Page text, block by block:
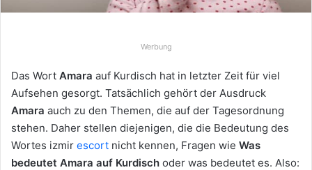
e
a
i
l
Werbung
Das Wort Amara auf Kurdisch hat in letzter Zeit für viel
Aufsehen gesorgt. Tatsächlich gehört der Ausdruck
Amara auch zu den Themen, die auf der Tagesordnung
stehen. Daher stellen diejenigen, die die Bedeutung des
Wortes izmir escort nicht kennen, Fragen wie Was
bedeutet Amara auf Kurdisch oder was bedeutet es. Also: